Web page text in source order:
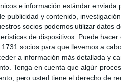
e información estándar enviada
publicidad y contenido,
socios podemos utilizar datos
de dispositivos. Puede hacer
socios para que llevemos a
a información más detallada y
Tenga en cuenta que algún
pero usted tiene el derecho de
volviendo a los